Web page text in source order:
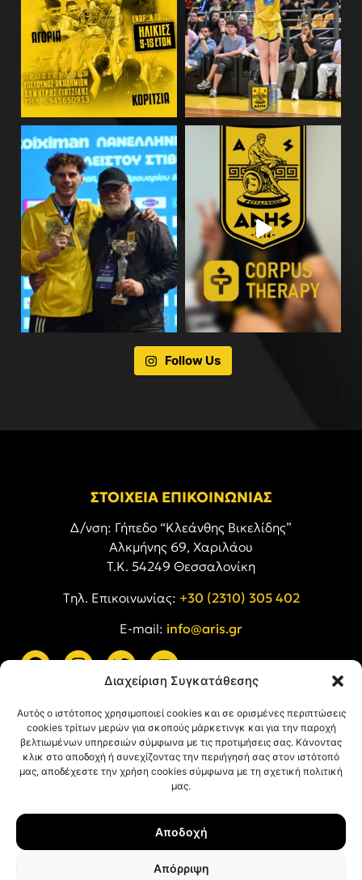
Διαχείριση Συγκατάθεσης
Αυτός ο ιστότοπος χρησιμοποιεί cookies και σε ορισμένες περιπτώσεις
cookies τρίτων μερών για σκοπούς μάρκετινγκ και για την παροχή
βελτιωμένων υπηρεσιών σύμφωνα με τις προτιμήσεις σας. Κάνοντας
κλικ στο αποδοχή ή συνεχίζοντας την περιήγησή σας στον ιστότοπό
μας, αποδέχεστε την χρήση cookies σύμφωνα με τη σχετική πολιτική
μας.
Αποδοχή
Απόρριψη
Follow Us
ΣΤΟΙΧΕΙΑ ΕΠΙΚΟΙΝΩΝΙΑΣ
Δ/νση: Γήπεδο “Κλεάνθης Βικελίδης”
Αλκμήνης 69, Χαριλάου
Τ.Κ. 54249 Θεσσαλονίκη
Tηλ. Επικοινωνίας: +30 (2310) 305 402
E-mail: info@aris.gr
Όροι Χρήσης
Πολιτική Cookies